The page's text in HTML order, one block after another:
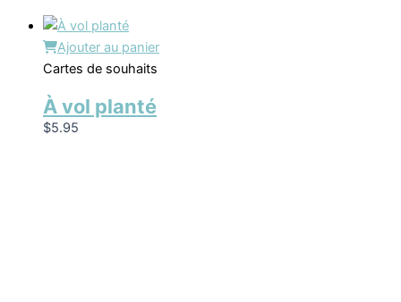
Ajouter au panier
Cartes de souhaits
À vol planté
$5.95